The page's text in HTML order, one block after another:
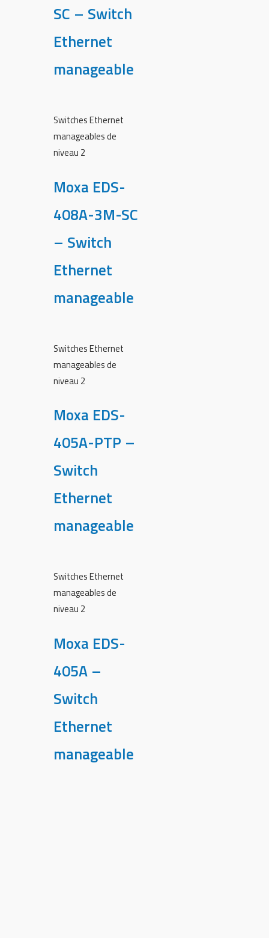
SC – Switch
Ethernet
manageable
Switches Ethernet
manageables de
niveau 2
Moxa EDS-
408A-3M-SC
– Switch
Ethernet
manageable
Switches Ethernet
manageables de
niveau 2
Moxa EDS-
405A-PTP –
Switch
Ethernet
manageable
Switches Ethernet
manageables de
niveau 2
Moxa EDS-
405A –
Switch
Ethernet
manageable